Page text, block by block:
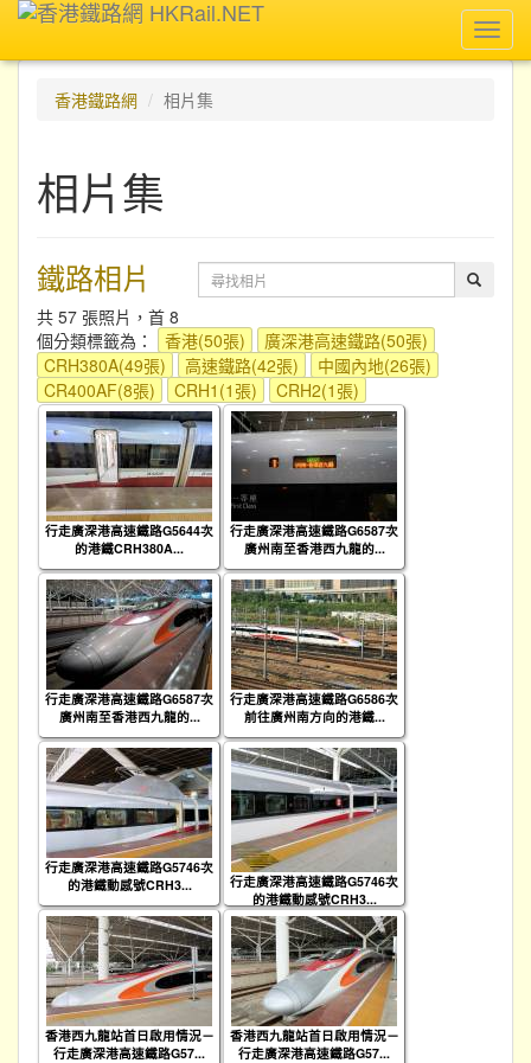
香港鐵路網
相片集
相片集
鐵路相片
共 57 張照片，首 8
個分類標籤為：
香港(50張)
廣深港高速鐵路(50張)
CRH380A(49張)
高速鐵路(42張)
中國內地(26張)
CR400AF(8張)
CRH1(1張) CRH2(1張)
行走廣深港高速鐵路G5644次
的港鐵CRH380A...
行走廣深港高速鐵路G6587次
廣州南至香港西九龍的...
行走廣深港高速鐵路G6587次
廣州南至香港西九龍的...
行走廣深港高速鐵路G6586次
前往廣州南方向的港鐵...
行走廣深港高速鐵路G5746次
的港鐵動感號CRH3...
行走廣深港高速鐵路G5746次
的港鐵動感號CRH3...
香港西九龍站首日啟用情況－
行走廣深港高速鐵路G57...
香港西九龍站首日啟用情況－
行走廣深港高速鐵路G57...